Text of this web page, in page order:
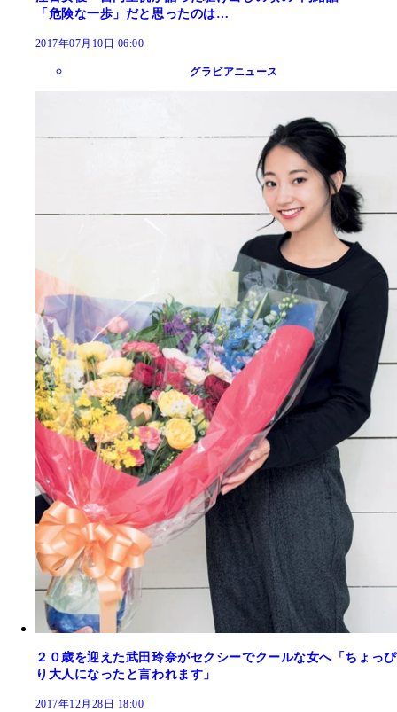
「危険な一歩」だと思ったのは…
2017年07月10日 06:00
グラビアニュース
２０歳を迎えた武田玲奈がセクシーでクールな女へ「ちょっぴ
り大人になったと言われます」
2017年12月28日 18:00